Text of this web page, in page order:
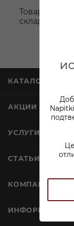
Товара нет
складов
КАТАЛОГ
АКЦИИ
УСЛУГИ
СТАТЬИ
КОМПАНИЯ
ИНФОРМАЦИЯ